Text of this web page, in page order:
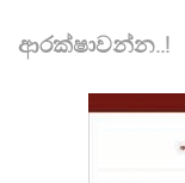
ආරක්ෂාවන්න..!